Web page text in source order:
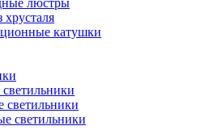
люстры
катушки
светильники
светильники